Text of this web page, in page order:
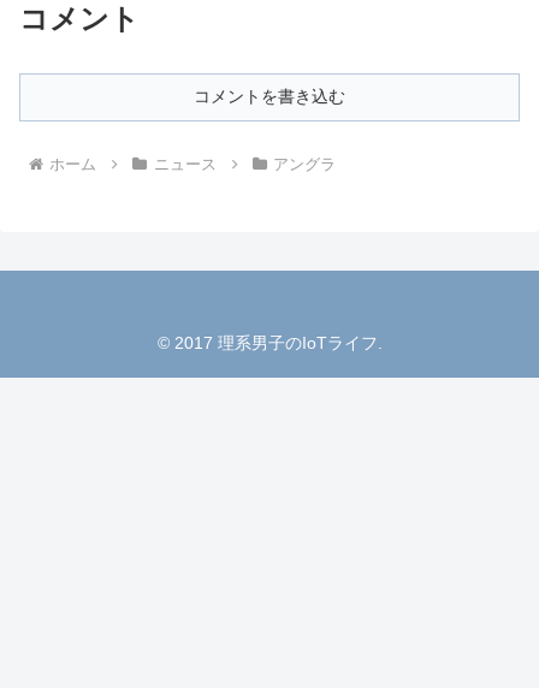
コメント
コメントを書き込む
ホーム ニュース アングラ
© 2017 理系男子のIoTライフ.